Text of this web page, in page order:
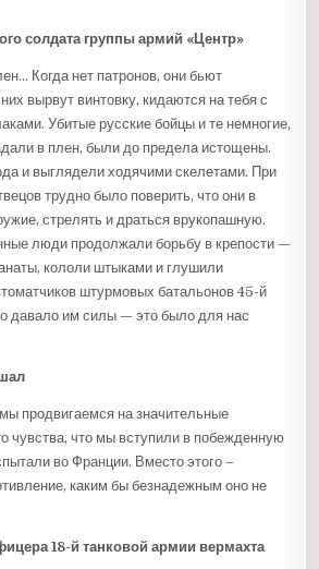
солдата группы армий «Центр»
Когда нет патронов, они бьют
вырвут винтовку, кидаются на тебя с
Убитые русские бойцы и те немногие,
в плен, были до предела истощены.
и выглядели ходячими скелетами. При
трудно было поверить, что они в
стрелять и драться врукопашную.
люди продолжали борьбу в крепости —
кололи штыками и глушили
штурмовых батальонов 45-й
давало им силы — это было для нас
продвигаемся на значительные
чувства, что мы вступили в побежденную
во Франции. Вместо этого –
каким бы безнадежным оно не
18-й танковой армии вермахта